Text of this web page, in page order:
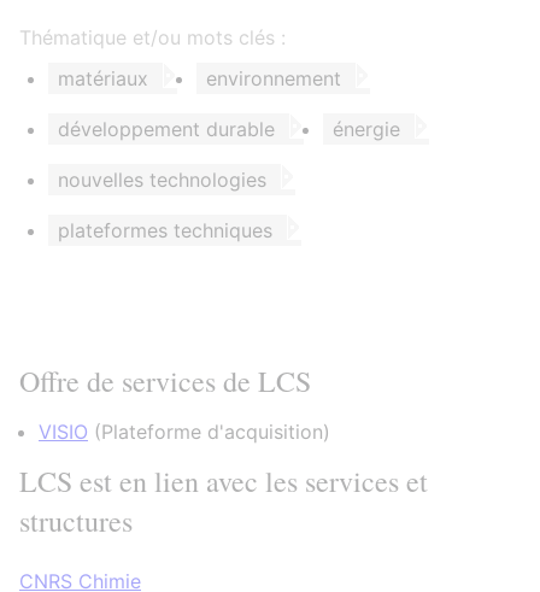
Thématique et/ou mots clés :
matériaux
environnement
développement durable énergie
nouvelles technologies
plateformes techniques
Offre de services de LCS
VISIO (Plateforme d'acquisition)
LCS est en lien avec les services et
structures
CNRS Chimie